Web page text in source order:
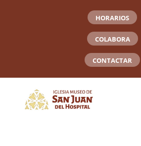
HORARIOS
COLABORA
CONTACTAR